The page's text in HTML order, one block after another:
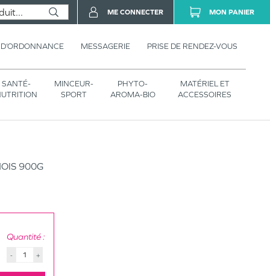
MESSAGERIE PRISE DE RENDEZ-VOUS
SANTÉ-
MINCEUR-
SPORT
PHYTO-
AROMA-BIO
MATÉRIEL ET
ACCESSOIRES
ME CONNECTER MON PANIER
900G
Quantité :
- +